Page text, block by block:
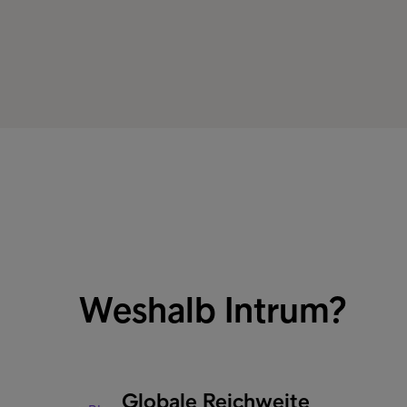
Weshalb Intrum?
Globale Reichweite